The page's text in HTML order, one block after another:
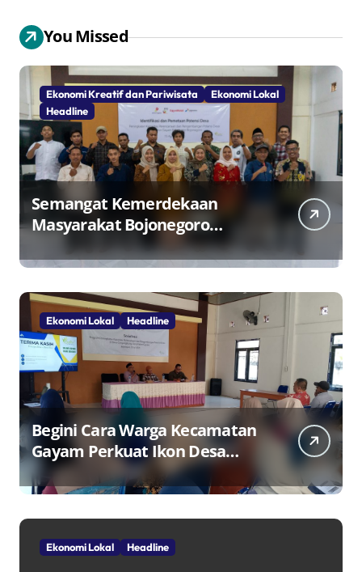
You Missed
Ekonomi Kreatif dan Pariwisata
Ekonomi Lokal
Headline
Semangat Kemerdekaan
Masyarakat Bojonegoro
Bangun Desa Mandiri Ekonomi
Ekonomi Lokal Headline
Begini Cara Warga Kecamatan
Gayam Perkuat Ikon Desa
Penggerak Ekonomi Lokal
Melalui TPID
Ekonomi Lokal Headline